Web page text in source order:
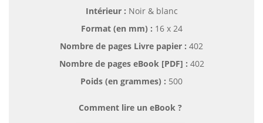
Intérieur : Noir & blanc
Format (en mm) : 16 x 24
Nombre de pages Livre papier : 402
Nombre de pages eBook [PDF] : 402
Poids (en grammes) : 500
Comment lire un eBook ?